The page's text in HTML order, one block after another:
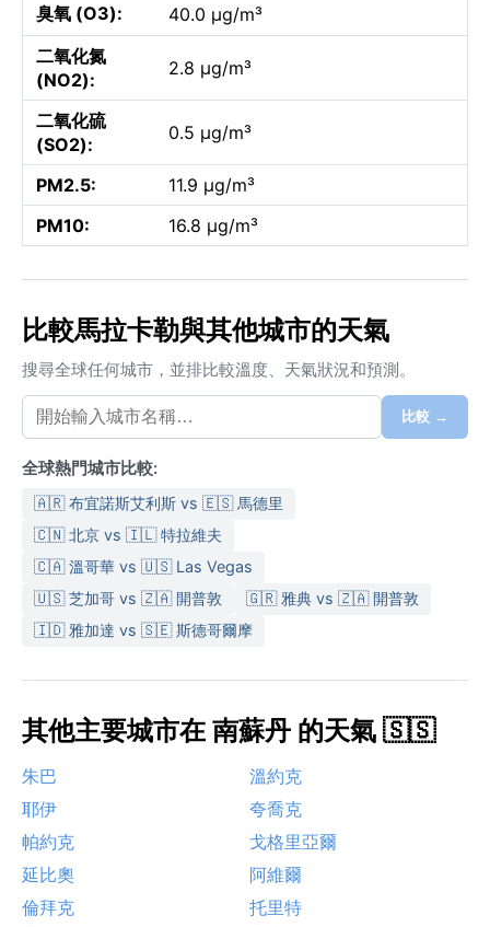
臭氧 (O3):
40.0 µg/m³
二氧化氮
(NO2):
2.8 µg/m³
二氧化硫
(SO2):
0.5 µg/m³
PM2.5:
11.9 µg/m³
PM10:
16.8 µg/m³
比較馬拉卡勒與其他城市的天氣
搜尋全球任何城市，並排比較溫度、天氣狀況和預測。
比較 →
全球熱門城市比較:
🇦🇷 布宜諾斯艾利斯 vs 🇪🇸 馬德里
🇨🇳 北京 vs 🇮🇱 特拉維夫
🇨🇦 溫哥華 vs 🇺🇸 Las Vegas
🇺🇸 芝加哥 vs 🇿🇦 開普敦
🇬🇷 雅典 vs 🇿🇦 開普敦
🇮🇩 雅加達 vs 🇸🇪 斯德哥爾摩
其他主要城市在 南蘇丹 的天氣 🇸🇸
朱巴
溫約克
耶伊
夸喬克
帕約克
戈格里亞爾
延比奧
阿維爾
倫拜克
托里特